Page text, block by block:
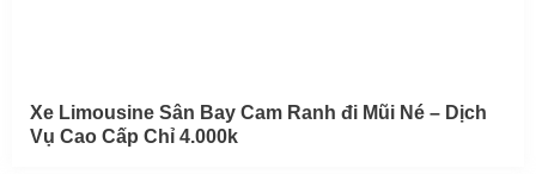
Xe Limousine Sân Bay Cam Ranh đi Mũi Né – Dịch
Vụ Cao Cấp Chỉ 4.000k